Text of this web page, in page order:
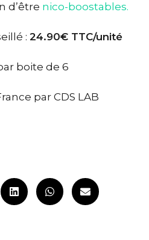
d’être nico-boostables.
: 24.90€ TTC/unité
boite de 6
par CDS LAB